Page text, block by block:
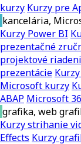
kurzy Kurzy pre
kancelária,
Kurzy Power BI
prezentačné
projektové
prezentácie
Microsoft kurzy
ABAP Microsoft
grafika, web
Kurzy strihanie
Effects Kurzy